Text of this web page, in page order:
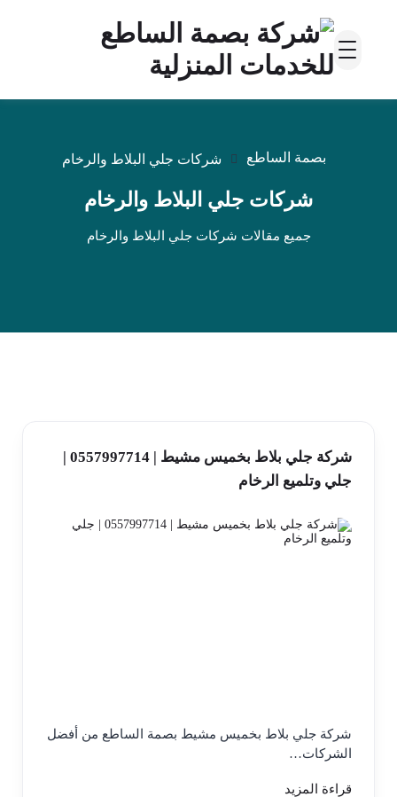
بصمة الساطع شركات جلي البلاط والرخام
شركات جلي البلاط والرخام
جميع مقالات شركات جلي البلاط والرخام
شركة جلي بلاط بخميس مشيط | 0557997714 |
جلي وتلميع الرخام
شركة جلي بلاط بخميس مشيط بصمة الساطع من أفضل
الشركات…
قراءة المزيد